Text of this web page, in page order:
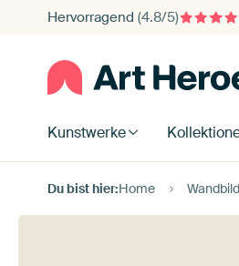
Hervorragend (4.8/5)
Kunstwerke
Du bist hier:Home